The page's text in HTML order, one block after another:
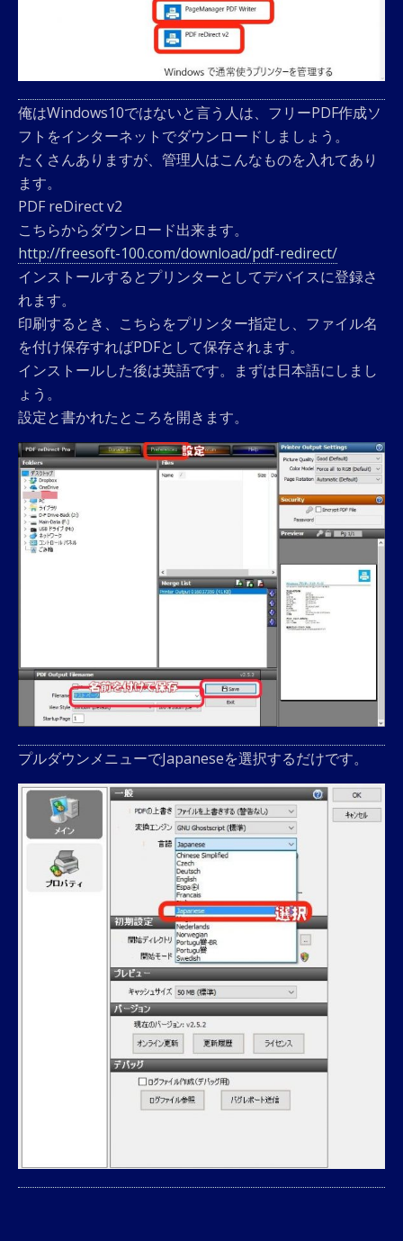
俺はWindows10ではないと言う人は、フリーPDF作成ソ
フトをインターネットでダウンロードしましょう。
たくさんありますが、管理人はこんなものを入れてあり
ます。
PDF reDirect v2
こちらからダウンロード出来ます。
http://freesoft-100.com/download/pdf-redirect/
インストールするとプリンターとしてデバイスに登録さ
れます。
印刷するとき、こちらをプリンター指定し、ファイル名
を付け保存すればPDFとして保存されます。
インストールした後は英語です。まずは日本語にしまし
ょう。
設定と書かれたところを開きます。
プルダウンメニューでJapaneseを選択するだけです。